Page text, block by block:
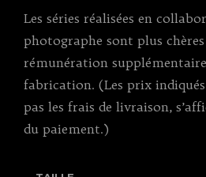
Les séries réalisées en
photographe sont plus
rémunération
fabrication. (Les prix
pas les frais de livraison,
du paiement.)